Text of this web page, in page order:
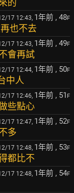
的
17 12:43, 1年前 , 48F
也不去
17 12:43, 1年前 , 49F
會再試
17 12:44, 1年前 , 50F
中人
17 12:46, 1年前 , 51 F
些點心
17 12:47, 1年前 , 52F
多
17 12:48, 1年前 , 53F
都比不
17 12:48, 1年前 , 54F